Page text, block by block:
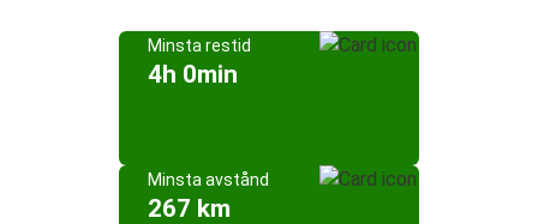
Minsta restid
4h 0min
Minsta avstånd
267 km